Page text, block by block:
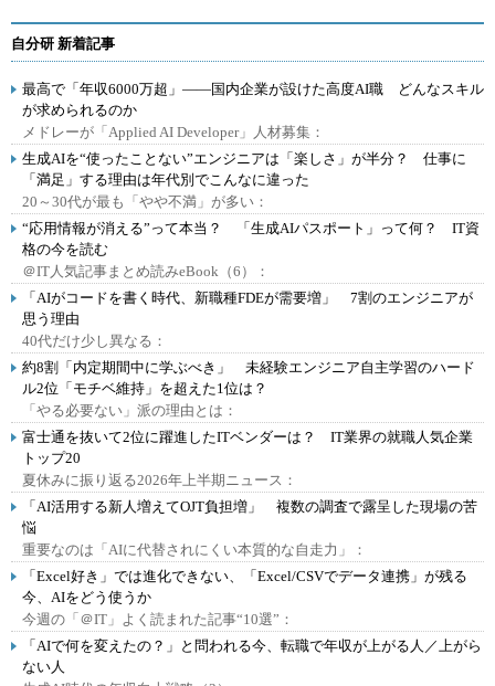
自分研 新着記事
最高で「年収6000万超」――国内企業が設けた高度AI職 どんなスキル
が求められるのか
メドレーが「Applied AI Developer」人材募集：
生成AIを“使ったことない”エンジニアは「楽しさ」が半分？ 仕事に
「満足」する理由は年代別でこんなに違った
20～30代が最も「やや不満」が多い：
“応用情報が消える”って本当？ 「生成AIパスポート」って何？ IT資
格の今を読む
＠IT人気記事まとめ読みeBook（6）：
「AIがコードを書く時代、新職種FDEが需要増」 7割のエンジニアが
思う理由
40代だけ少し異なる：
約8割「内定期間中に学ぶべき」 未経験エンジニア自主学習のハード
ル2位「モチベ維持」を超えた1位は？
「やる必要ない」派の理由とは：
富士通を抜いて2位に躍進したITベンダーは？ IT業界の就職人気企業
トップ20
夏休みに振り返る2026年上半期ニュース：
「AI活用する新人増えてOJT負担増」 複数の調査で露呈した現場の苦
悩
重要なのは「AIに代替されにくい本質的な自走力」：
「Excel好き」では進化できない、「Excel/CSVでデータ連携」が残る
今、AIをどう使うか
今週の「＠IT」よく読まれた記事“10選”：
「AIで何を変えたの？」と問われる今、転職で年収が上がる人／上がら
ない人